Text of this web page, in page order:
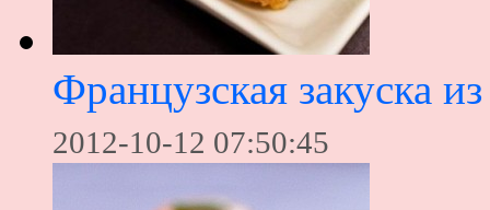
Французская закуска
2012-10-12 07:50:45